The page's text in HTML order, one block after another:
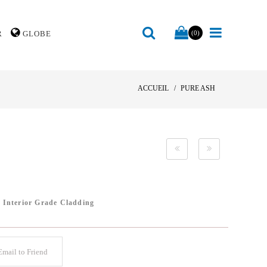
GLOBE (0)
ACCUEIL PURE ASH
Interior Grade Cladding
to Friend